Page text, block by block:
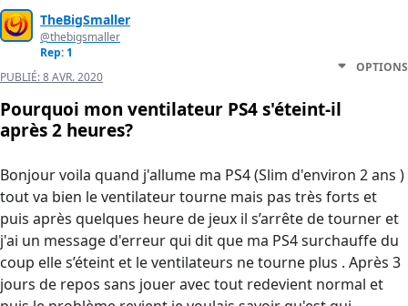
TheBigSmaller
@thebigsmaller
Rep: 1
PUBLIÉ:8 AVR. 2020
OPTIONS
Pourquoi mon ventilateur PS4 s'éteint-il
après 2 heures?
Bonjour voila quand j'allume ma PS4 (Slim d'environ 2 ans )
tout va bien le ventilateur tourne mais pas très forts et
puis après quelques heure de jeux il s’arrête de tourner et
j'ai un message d'erreur qui dit que ma PS4 surchauffe du
coup elle s’éteint et le ventilateurs ne tourne plus . Après 3
jours de repos sans jouer avec tout redevient normal et